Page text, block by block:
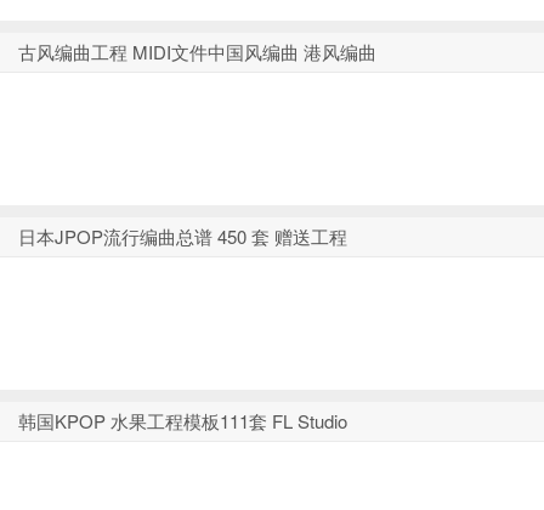
古风编曲工程 MIDI文件中国风编曲 港风编曲
日本JPOP流行编曲总谱 450 套 赠送工程
韩国KPOP 水果工程模板111套 FL Studio